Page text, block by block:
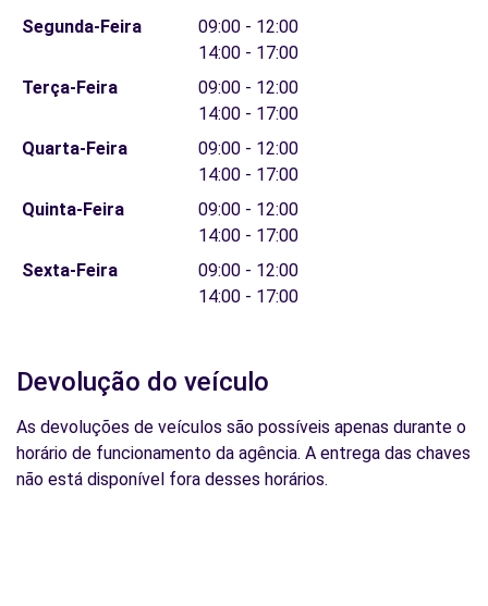
Segunda-Feira
09:00 - 12:00
14:00 - 17:00
Terça-Feira
09:00 - 12:00
14:00 - 17:00
Quarta-Feira
09:00 - 12:00
14:00 - 17:00
Quinta-Feira
09:00 - 12:00
14:00 - 17:00
Sexta-Feira
09:00 - 12:00
14:00 - 17:00
Devolução do veículo
As devoluções de veículos são possíveis apenas durante o
horário de funcionamento da agência. A entrega das chaves
não está disponível fora desses horários.